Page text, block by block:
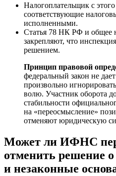
Налогоплательщик с
соответствующие
исполненными.
Статья 78 НК РФ и общее
закрепляют, что
решением.
Принцип правовой
федеральный закон не
произвольно
волю. Участник оборота
стабильности
на «переосмысление»
отменяют юридическую
Может ли ИФНС
отменить решение
и незаконные